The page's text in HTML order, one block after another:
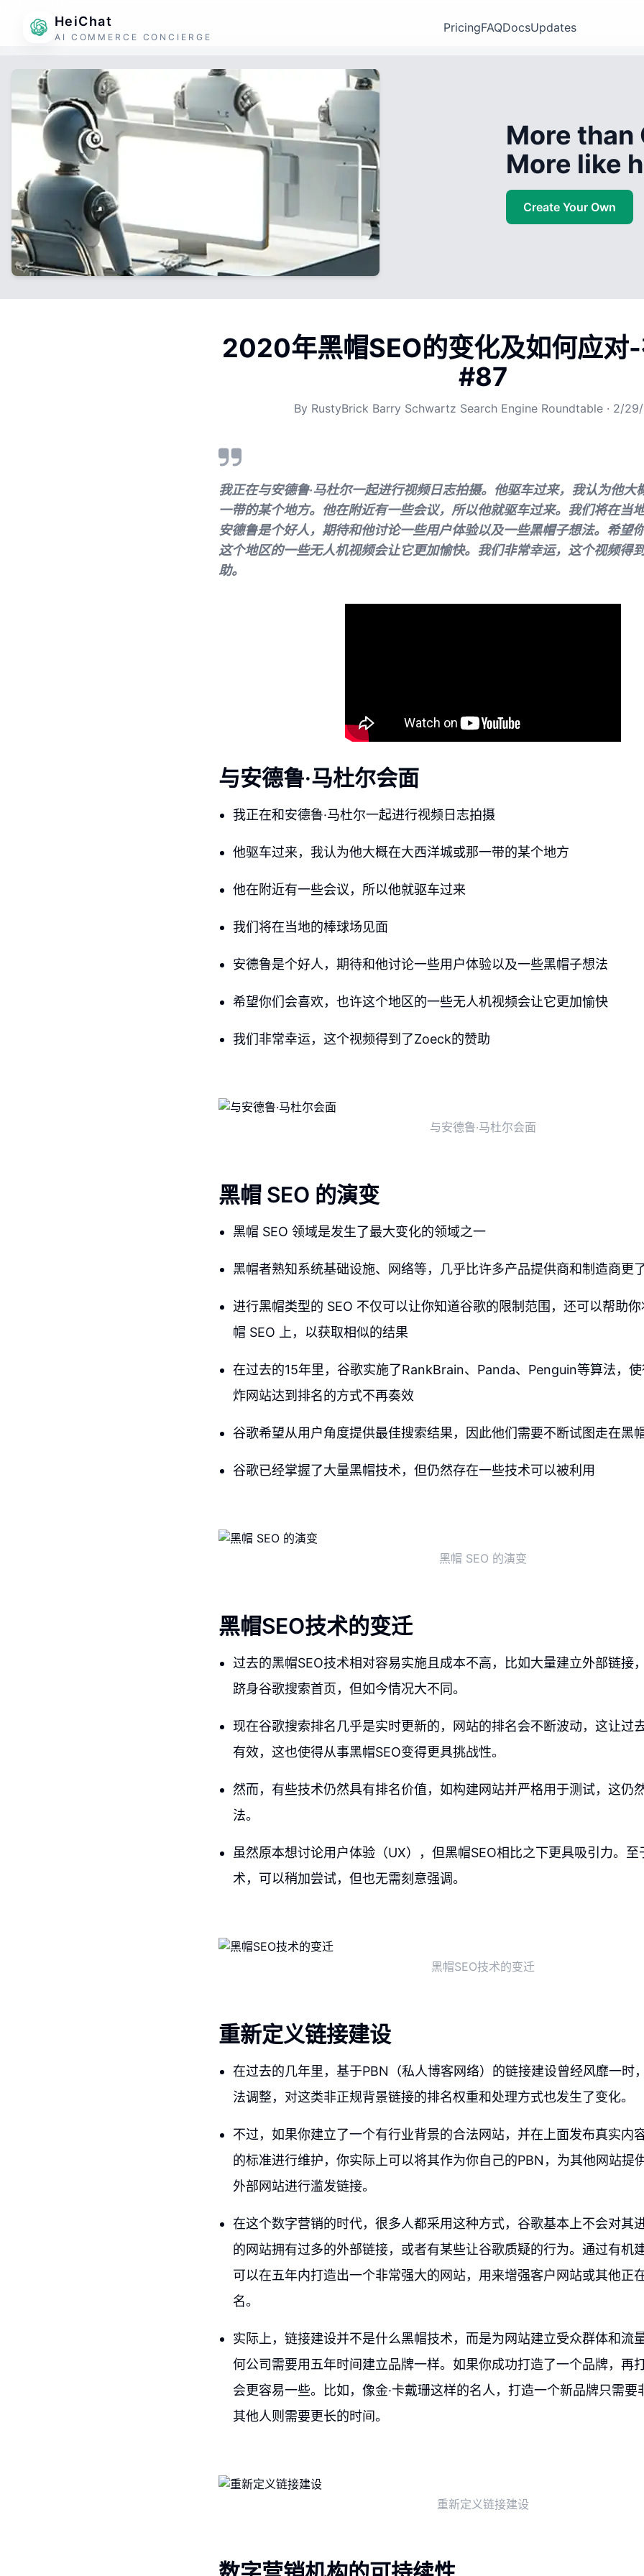
HeiChat
AI COMMERCE CONCIERGE
PricingFAQDocsUpdates
More than
More like
Create Your Own
2020年黑帽SEO的变化及如何应对
#87
By RustyBrick Barry Schwartz Search Engine Roundtable · 2/
我正在与安德鲁·马杜尔一起进行视频日志拍摄。他驱车过来，我认为他大
一带的某个地方。他在附近有一些会议，所以他就驱车过来。我们将在当
安德鲁是个好人，期待和他讨论一些用户体验以及一些黑帽子想法。希望
这个地区的一些无人机视频会让它更加愉快。我们非常幸运，这个视频得
助。
与安德鲁·马杜尔会面
我正在和安德鲁·马杜尔一起进行视频日志拍摄
他驱车过来，我认为他大概在大西洋城或那一带的某个地方
他在附近有一些会议，所以他就驱车过来
我们将在当地的棒球场见面
安德鲁是个好人，期待和他讨论一些用户体验以及一些黑帽子想法
希望你们会喜欢，也许这个地区的一些无人机视频会让它更加愉快
我们非常幸运，这个视频得到了Zoeck的赞助
与安德鲁·马杜尔会面
黑帽 SEO 的演变
黑帽 SEO 领域是发生了最大变化的领域之一
黑帽者熟知系统基础设施、网络等，几乎比许多产品提供商和制造商更
进行黑帽类型的 SEO 不仅可以让你知道谷歌的限制范围，还可以帮助
帽 SEO 上，以获取相似的结果
在过去的15年里，谷歌实施了RankBrain、Panda、Penguin等算法，
炸网站达到排名的方式不再奏效
谷歌希望从用户角度提供最佳搜索结果，因此他们需要不断试图走在黑
谷歌已经掌握了大量黑帽技术，但仍然存在一些技术可以被利用
黑帽 SEO 的演变
黑帽SEO技术的变迁
过去的黑帽SEO技术相对容易实施且成本不高，比如大量建立外部链接
跻身谷歌搜索首页，但如今情况大不同。
现在谷歌搜索排名几乎是实时更新的，网站的排名会不断波动，这让过
有效，这也使得从事黑帽SEO变得更具挑战性。
然而，有些技术仍然具有排名价值，如构建网站并严格用于测试，这仍
法。
虽然原本想讨论用户体验（UX），但黑帽SEO相比之下更具吸引力。至
术，可以稍加尝试，但也无需刻意强调。
黑帽SEO技术的变迁
重新定义链接建设
在过去的几年里，基于PBN（私人博客网络）的链接建设曾经风靡一时
法调整，对这类非正规背景链接的排名权重和处理方式也发生了变化。
不过，如果你建立了一个有行业背景的合法网站，并在上面发布真实内
的标准进行维护，你实际上可以将其作为你自己的PBN，为其他网站提
外部网站进行滥发链接。
在这个数字营销的时代，很多人都采用这种方式，谷歌基本上不会对其
的网站拥有过多的外部链接，或者有某些让谷歌质疑的行为。通过有机
可以在五年内打造出一个非常强大的网站，用来增强客户网站或其他正
名。
实际上，链接建设并不是什么黑帽技术，而是为网站建立受众群体和流
何公司需要用五年时间建立品牌一样。如果你成功打造了一个品牌，再
会更容易一些。比如，像金·卡戴珊这样的名人，打造一个新品牌只需要
其他人则需要更长的时间。
重新定义链接建设